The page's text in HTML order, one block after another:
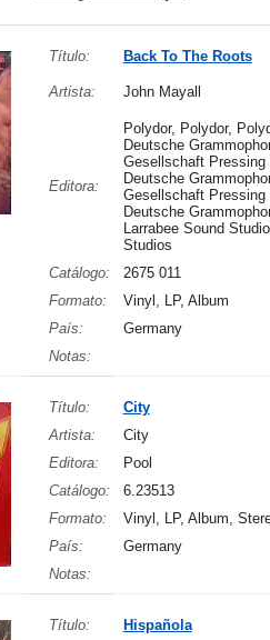
Título: Back To The Roots
Artista: John Mayall
Editora:
Polydor, Polydor,
Deutsche
Gesellschaft Pressing
Deutsche
Gesellschaft Pressing
Deutsche
Larrabee Sound
Studios
Catálogo:
2675 011
Formato:
Vinyl, LP, Album
País:
Germany
Notas:
Título:
City
Artista:
City
Editora:
Pool
Catálogo:
6.23513
Formato:
Vinyl, LP, Album,
País:
Germany
Notas:
Título:
Hispañola